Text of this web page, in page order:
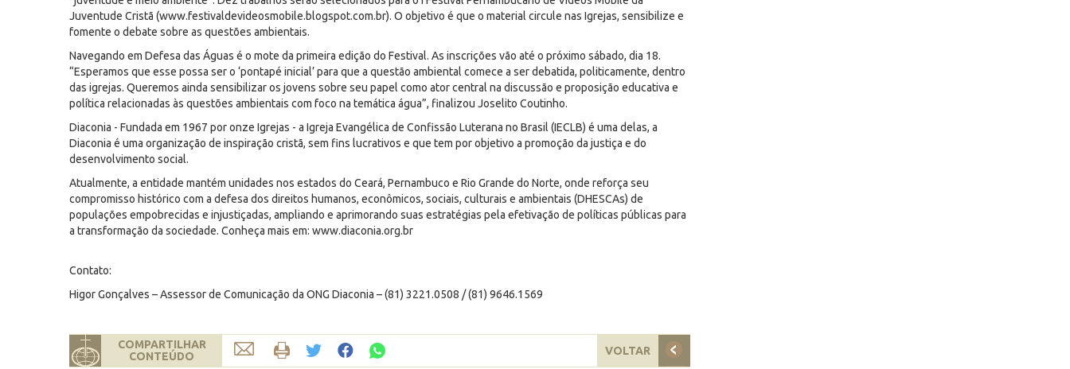
Juventude Cristã (www.festivaldevideosmobile.blogspot.com.br). O objetivo é que o material circule nas Igrejas, sensibilize e
fomente o debate sobre as questões ambientais.
Navegando em Defesa das Águas é o mote da primeira edição do Festival. As inscrições vão até o próximo sábado, dia 18.
“Esperamos que esse possa ser o ‘pontapé inicial’ para que a questão ambiental comece a ser debatida, politicamente, dentro
das igrejas. Queremos ainda sensibilizar os jovens sobre seu papel como ator central na discussão e proposição educativa e
política relacionadas às questões ambientais com foco na temática água”, finalizou Joselito Coutinho.
Diaconia - Fundada em 1967 por onze Igrejas - a Igreja Evangélica de Confissão Luterana no Brasil (IECLB) é uma delas, a
Diaconia é uma organização de inspiração cristã, sem fins lucrativos e que tem por objetivo a promoção da justiça e do
desenvolvimento social.
Atualmente, a entidade mantém unidades nos estados do Ceará, Pernambuco e Rio Grande do Norte, onde reforça seu
compromisso histórico com a defesa dos direitos humanos, econômicos, sociais, culturais e ambientais (DHESCAs) de
populações empobrecidas e injustiçadas, ampliando e aprimorando suas estratégias pela efetivação de políticas públicas para
a transformação da sociedade. Conheça mais em: www.diaconia.org.br
Contato:
Higor Gonçalves – Assessor de Comunicação da ONG Diaconia – (81) 3221.0508 / (81) 9646.1569
COMPARTILHAR
CONTEÚDO
VOLTAR